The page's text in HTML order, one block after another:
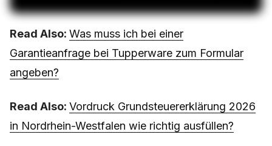
Read Also: Was muss ich bei einer
Garantieanfrage bei Tupperware zum Formular
angeben?
Read Also: Vordruck Grundsteuererklärung 2026
in Nordrhein-Westfalen wie richtig ausfüllen?